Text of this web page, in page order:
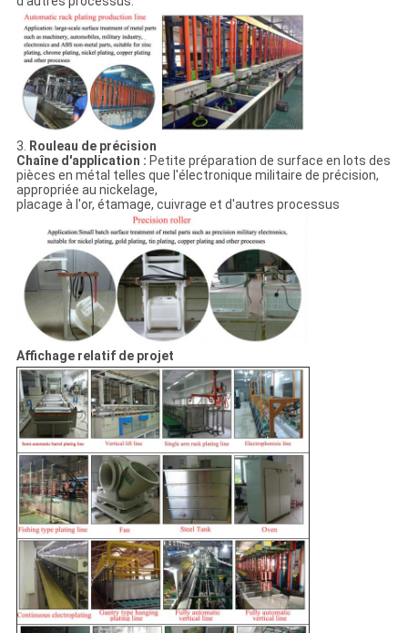
3.
Rouleau de précision
Chaîne d'application : Petite préparation de surface en lots des
pièces en métal telles que l'électronique militaire de précision,
appropriée au nickelage,
placage à l'or, étamage, cuivrage et d'autres processus
Affichage relatif de projet